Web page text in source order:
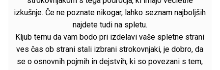
izkušnje. Če ne poznate nikogar, lahko seznam najboljših
najdete tudi na spletu.
Kljub temu da vam bodo pri izdelavi vaše spletne strani
ves čas ob strani stali izbrani strokovnjaki, je dobro, da
se o osnovnih pojmih in dejstvih, ki so povezani s tem,